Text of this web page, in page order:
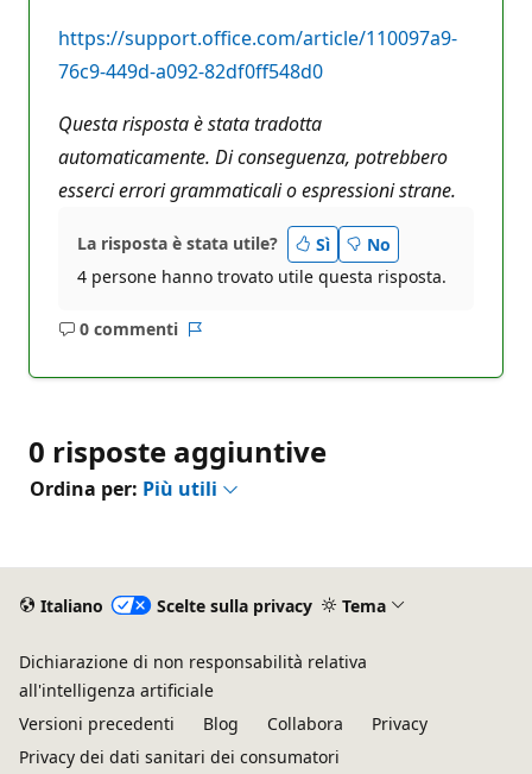
https://support.office.com/article/110097a9-
76c9-449d-a092-82df0ff548d0
Questa risposta è stata tradotta
automaticamente. Di conseguenza, potrebbero
esserci errori grammaticali o espressioni strane.
La risposta è stata utile? Sì
No
4 persone hanno trovato utile questa risposta.
0 commenti
Nessun
0 risposte aggiuntive
Ordina per: Più utili
Italiano Scelte sulla privacy Tema
Dichiarazione di non responsabilità relativa
all'intelligenza artificiale
Versioni precedenti
Blog Collabora
Privacy
Privacy dei dati sanitari dei consumatori